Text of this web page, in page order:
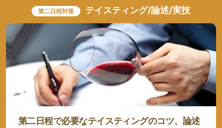
第二日程対策 テイスティング/論述/実技
第二日程で必要なテイスティングのコツ、論述